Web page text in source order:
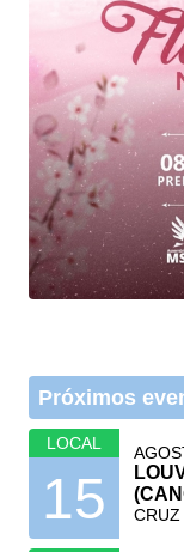
Próximos
LOCAL
15 CRUZ